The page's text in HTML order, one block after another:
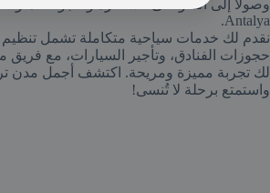
وصولاً إلى الشواطئ الساحرة والأجواء
Antalya.
نقدم لك خدمات سياحية متكاملة تشمل تنظيم
حجوزات الفنادق، وتأجير السيارات، مع
لك تجربة مميزة ومريحة. اكتشف أجمل مدن
واستمتع برحلة لا تُنسى!